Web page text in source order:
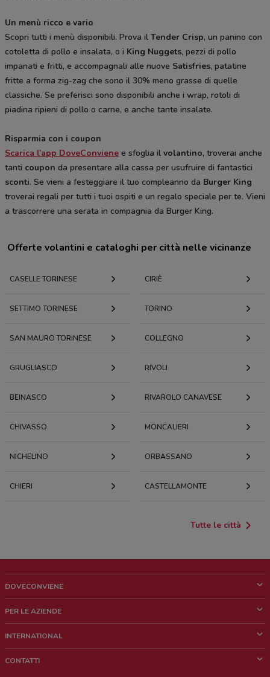
Un menù ricco e vario
Scopri tutti i menù disponibili. Prova il Tender Crisp, un panino con
cotoletta di pollo e insalata, o i King Nuggets, pezzi di pollo
impanati e fritti, e accompagnali alle nuove Satisfries, patatine
fritte a forma zig-zag che sono il 30% meno grasse di quelle
classiche. Se preferisci sono disponibili anche i wrap, rotoli di
piadina ripieni di pollo o carne, e anche tante insalate.
Risparmia con i coupon
Scarica l’app DoveConviene e sfoglia il volantino, troverai anche
tanti coupon da presentare alla cassa per usufruire di fantastici
sconti. Se vieni a festeggiare il tuo compleanno da Burger King
troverai regali per tutti i tuoi ospiti e un regalo speciale per te. Vieni
a trascorrere una serata in compagnia da Burger King.
Offerte volantini e cataloghi per città nelle vicinanze
CASELLE TORINESE CIRIÈ
SETTIMO TORINESE TORINO
SAN MAURO TORINESE COLLEGNO
GRUGLIASCO RIVOLI
BEINASCO RIVAROLO CANAVESE
CHIVASSO MONCALIERI
NICHELINO ORBASSANO
CHIERI CASTELLAMONTE
Tutte le città
DOVECONVIENE
Chi siamo
Lavora con noi
PER LE AZIENDE
Richieste commerciali e marketing
INTERNATIONAL
CONTATTI